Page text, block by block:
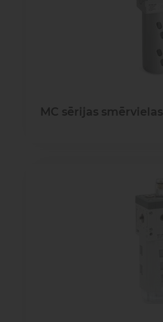
MC sērijas smērvielas